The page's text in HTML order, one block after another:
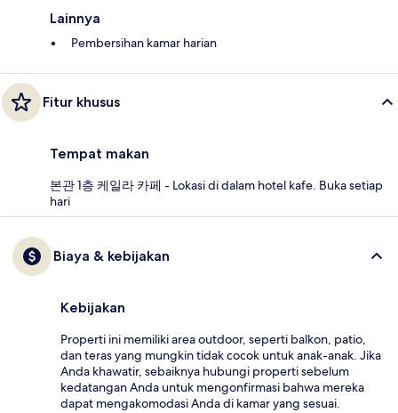
Lainnya
Pembersihan kamar harian
Fitur khusus
Tempat makan
본관 1층 케일라 카페 - Lokasi di dalam hotel kafe. Buka setiap
hari
Biaya & kebijakan
Kebijakan
Properti ini memiliki area outdoor, seperti balkon, patio,
dan teras yang mungkin tidak cocok untuk anak-anak. Jika
Anda khawatir, sebaiknya hubungi properti sebelum
kedatangan Anda untuk mengonfirmasi bahwa mereka
dapat mengakomodasi Anda di kamar yang sesuai.